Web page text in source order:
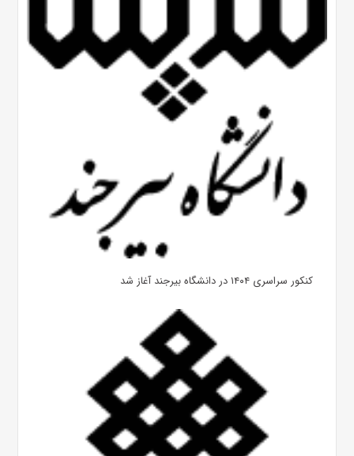
کنکور سراسری ۱۴۰۴ در دانشگاه بیرجند آغاز شد